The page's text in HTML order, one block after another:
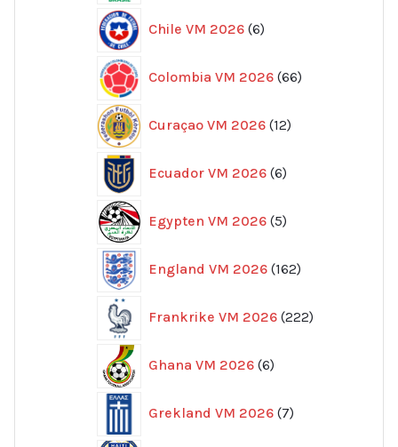
Chile VM 2026 6
produkter
Colombia VM 2026 66
produkter
Curaçao VM 2026 12
produkter
Ecuador VM 2026 6
produkter
Egypten VM 2026 5
produkter
England VM 2026 162
produkter
Frankrike VM 2026 222
produkter
Ghana VM 2026 6
produkter
Grekland VM 2026 7
produkter